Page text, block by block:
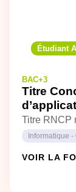
Étudiant
BAC+3
Titre
Titre RNCP
Informatique
VOIR LA